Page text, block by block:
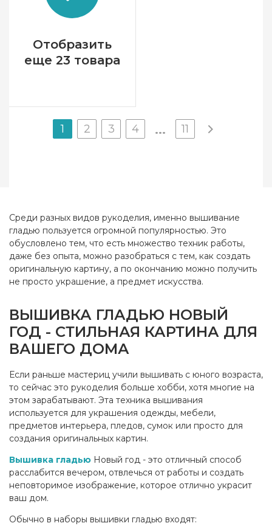
Зашивка
Отобразить
еще 23 товара
1 2 3 4 ... 11
Среди разных видов рукоделия, именно вышивание
гладью пользуется огромной популярностью. Это
обусловлено тем, что есть множество техник работы,
даже без опыта, можно разобраться с тем, как создать
оригинальную картину, а по окончанию можно получить
не просто украшение, а предмет искусства.
ВЫШИВКА ГЛАДЬЮ НОВЫЙ
ГОД - СТИЛЬНАЯ КАРТИНА ДЛЯ
ВАШЕГО ДОМА
Если раньше мастериц учили вышивать с юного возраста,
то сейчас это рукоделия больше хобби, хотя многие на
этом зарабатывают. Эта техника вышивания
используется для украшения одежды, мебели,
предметов интерьера, пледов, сумок или просто для
создания оригинальных картин.
Вышивка гладью Новый год - это отличный способ
расслабится вечером, отвлечься от работы и создать
неповторимое изображение, которое отлично украсит
ваш дом.
Обычно в наборы вышивки гладью входят: